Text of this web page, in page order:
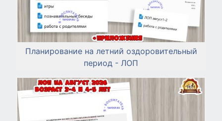
Планирование на летний оздоровительный
период - ЛОП